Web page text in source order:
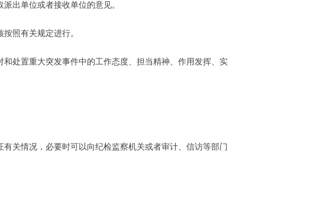
出单位或者接收单位的意见。
照有关规定进行。
置重大突发事件中的工作态度、担当精神、作用发挥、实
关情况，必要时可以向纪检监察机关或者审计、信访等部门